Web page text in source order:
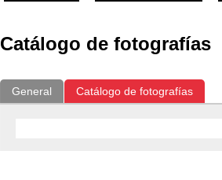
Catálogo de fotografías
General Catálogo de fotografías